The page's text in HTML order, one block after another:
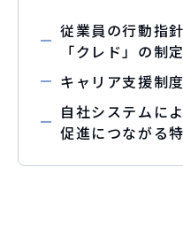
従業員の行動指
「クレド」の制定
キャリア支援制
自社システムに
促進につながる